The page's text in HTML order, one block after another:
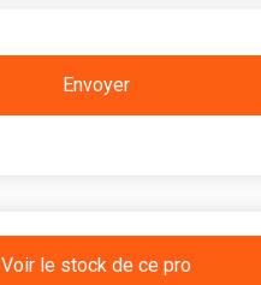
Voir le stock de ce pro